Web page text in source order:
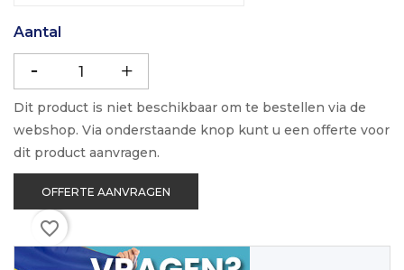
Aantal
Dit product is niet beschikbaar om te bestellen via de
webshop. Via onderstaande knop kunt u een offerte voor
dit product aanvragen.
OFFERTE AANVRAGEN
favorite_border